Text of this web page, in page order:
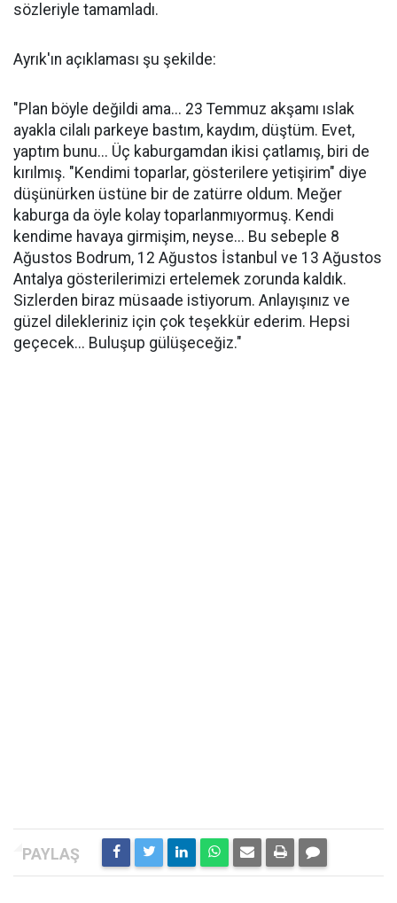
sözleriyle tamamladı.
Ayrık'ın açıklaması şu şekilde:
"Plan böyle değildi ama... 23 Temmuz akşamı ıslak
ayakla cilalı parkeye bastım, kaydım, düştüm. Evet,
yaptım bunu... Üç kaburgamdan ikisi çatlamış, biri de
kırılmış. "Kendimi toparlar, gösterilere yetişirim" diye
düşünürken üstüne bir de zatürre oldum. Meğer
kaburga da öyle kolay toparlanmıyormuş. Kendi
kendime havaya girmişim, neyse... Bu sebeple 8
Ağustos Bodrum, 12 Ağustos İstanbul ve 13 Ağustos
Antalya gösterilerimizi ertelemek zorunda kaldık.
Sizlerden biraz müsaade istiyorum. Anlayışınız ve
güzel dilekleriniz için çok teşekkür ederim. Hepsi
geçecek... Buluşup gülüşeceğiz."